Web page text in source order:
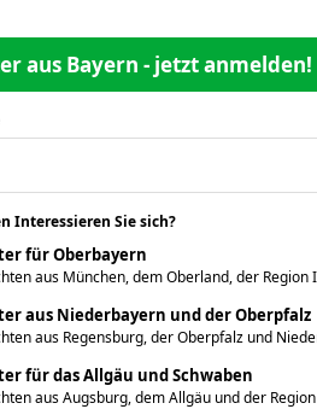
aus Bayern - jetzt anmelden!
Interessieren Sie sich?
für Oberbayern
aus München, dem Oberland, der
aus Niederbayern und der Oberpfalz
aus Regensburg, der Oberpfalz und
für das Allgäu und Schwaben
aus Augsburg, dem Allgäu und der